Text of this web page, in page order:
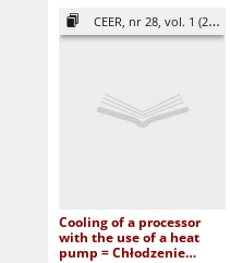
CEER, nr 28, vol. 1 (2018)
Cooling of a processor
with the use of a heat
pump = Chłodzenie